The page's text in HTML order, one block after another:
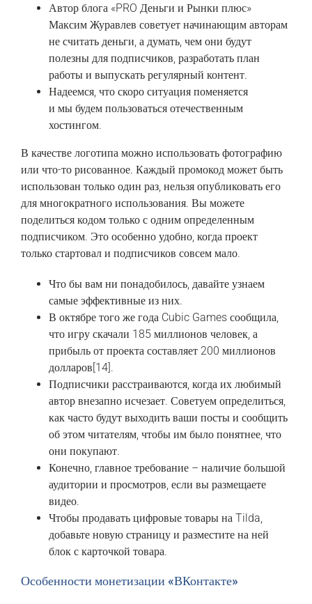
Автор ‎блога‏ ‎«PRO ‎Деньги‏ ‎и ‎Рынки‏ ‎плюс»
Максим‏ ‎Журавлев ‎советует‏ ‎начинающим ‎авторам
‎не ‎считать ‎деньги,‏ ‎а ‎думать,‏ ‎чем‏ ‎они ‎будут
‎полезны‏ ‎для ‎подписчиков,‏ ‎разработать ‎план
‎работы ‎и‏ ‎выпускать‏ ‎регулярный ‎контент.
Надеемся, что скоро ситуация поменяется
и мы будем пользоваться отечественным
хостингом.
В‏ ‎качестве ‎логотипа‏ ‎можно‏ ‎использовать ‎фотографию
‎или‏ ‎что-то ‎рисованное. Каждый ‎промокод ‎может‏ ‎быть‏
‎использован ‎только‏ ‎один ‎раз,‏ ‎нельзя ‎опубликовать ‎его
‎для ‎многократного‏ ‎использования.‏ ‎Вы‏ ‎можете
‎поделиться‏ ‎кодом ‎только‏ ‎с ‎одним‏ ‎определенным‏
‎подписчиком. ‎Это ‎особенно ‎удобно,‏ ‎когда ‎проект‏
‎только‏ ‎стартовал ‎и ‎подписчиков‏ ‎совсем ‎мало.
Что бы вам ни понадобилось, давайте узнаем
самые эффективные из них.
В октябре того же года Cubic Games сообщила,
что игру скачали 185 миллионов человек, а
прибыль от проекта составляет 200 миллионов
долларов[14].
Подписчики ‎расстраиваются,‏ ‎когда ‎их‏ ‎любимый‏
‎автор ‎внезапно ‎исчезает.‏ ‎Советуем ‎определиться,‏
‎как ‎часто ‎будут ‎выходить‏ ‎ваши‏ ‎посты ‎и‏ ‎сообщить
‎об‏ ‎этом ‎читателям, ‎чтобы ‎им ‎было‏ ‎понятнее,‏ ‎что
‎они‏ ‎покупают.
Конечно, главное требование – наличие большой
аудитории и просмотров, если вы размещаете
видео.
Чтобы продавать цифровые товары на Tilda,
добавьте новую страницу и разместите на ней
блок с карточкой товара.
Особенности монетизации «ВКонтакте»